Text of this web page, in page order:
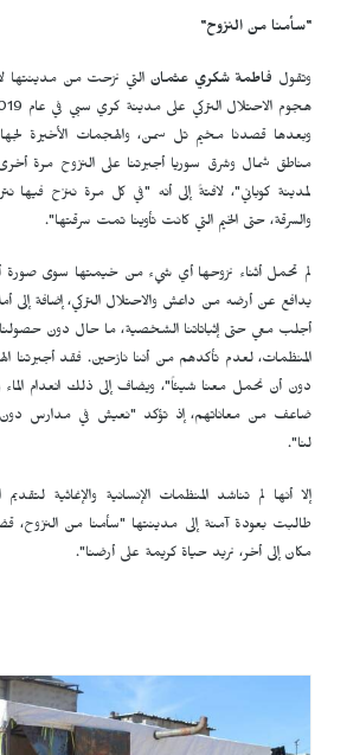
"سأمنا من النزوح"
وتقول فاطمة شكري عثمان التي نزحت من مدينتها
وبعدها قصدنا مخيم تل سمن، والهجمات الأخيرة
مناطق شمال وشرق سوريا أجبرتنا على النزوح مرة
لمدينة كوباني"، لافتةً إلى أنه "في كل مرة ننزح فيها
والسرقة، حتى الخيم التي كانت تأوينا تمت سرقتها".
لم تحمل أثناء نزوحها أي شيء من خيمتها سوى صورة
يدافع عن أرضه من داعش والاحتلال التركي، إضافة إلى
أجلب معي حتى إثباتاتنا الشخصية، ما حال دون
المنظمات، لعدم تأكدهم من أننا نازحين. فقد أجبرتنا
دون أن نحمل معنا شيئاً"، ويضاف إلى ذلك انعدام الماء
ضاعف من معاناتهم، إذ تؤكد "نعيش في مدارس دون
لنا".
إلا أنها لم تناشد المنظمات الإنسانية والإغاثية
طالبت بعودة آمنة إلى مدينتها "سأمنا من النزوح،
مكان إلى أخر، نريد حياة كريمة على أرضنا".